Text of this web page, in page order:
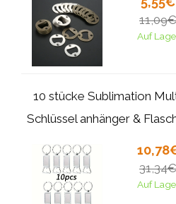
11,09€
Auf
10 stücke Sublimation
Schlüssel anhänger &
31,34€
Auf